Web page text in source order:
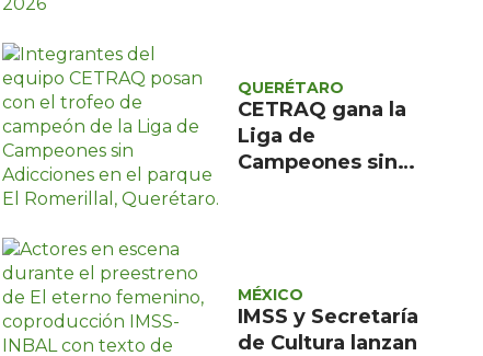
QUERÉTARO
CETRAQ gana la
Liga de
Campeones sin
MÉXICO
IMSS y Secretaría
de Cultura lanzan